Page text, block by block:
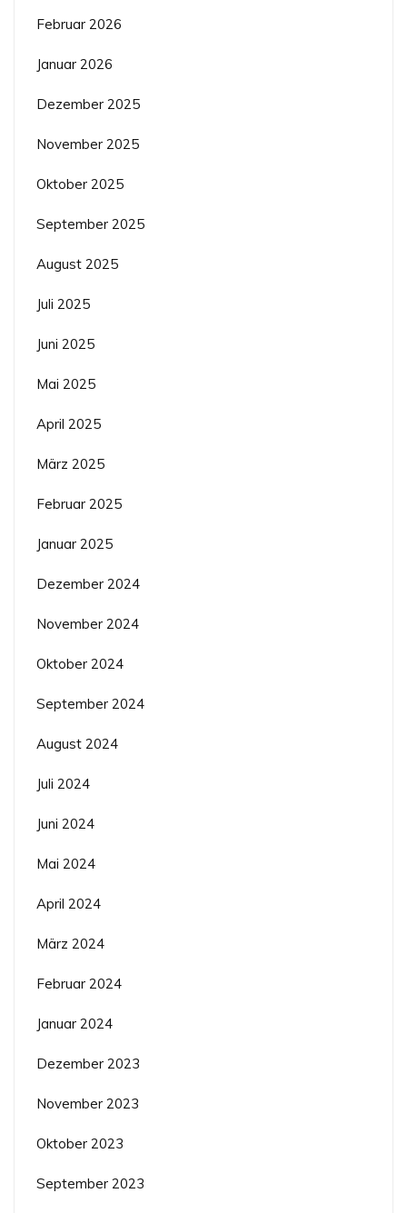
Februar 2026
Januar 2026
Dezember 2025
November 2025
Oktober 2025
September 2025
August 2025
Juli 2025
Juni 2025
Mai 2025
April 2025
März 2025
Februar 2025
Januar 2025
Dezember 2024
November 2024
Oktober 2024
September 2024
August 2024
Juli 2024
Juni 2024
Mai 2024
April 2024
März 2024
Februar 2024
Januar 2024
Dezember 2023
November 2023
Oktober 2023
September 2023